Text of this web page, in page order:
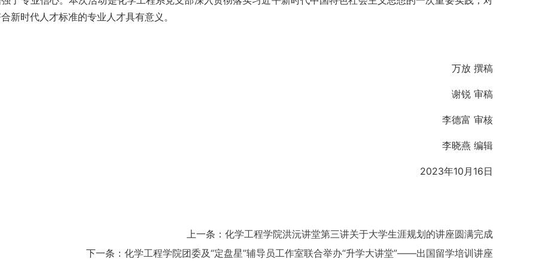
新时代人才标准的专业人才具有意义。
万放 撰稿
谢锐 审稿
李德富 审核
李晓燕 编辑
2023年10月16日
上一条： 化学工程学院洪沅讲堂第三讲关于大学生涯规划的讲座圆满完成
下一条： 化学工程学院团委及“定盘星”辅导员工作室联合举办“升学大讲堂”——出国留学培训讲座